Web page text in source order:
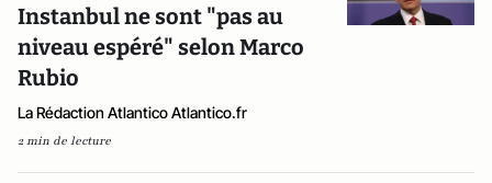
Instanbul ne sont "pas au
niveau espéré" selon Marco
Rubio
La Rédaction Atlantico Atlantico.fr
2 min de lecture